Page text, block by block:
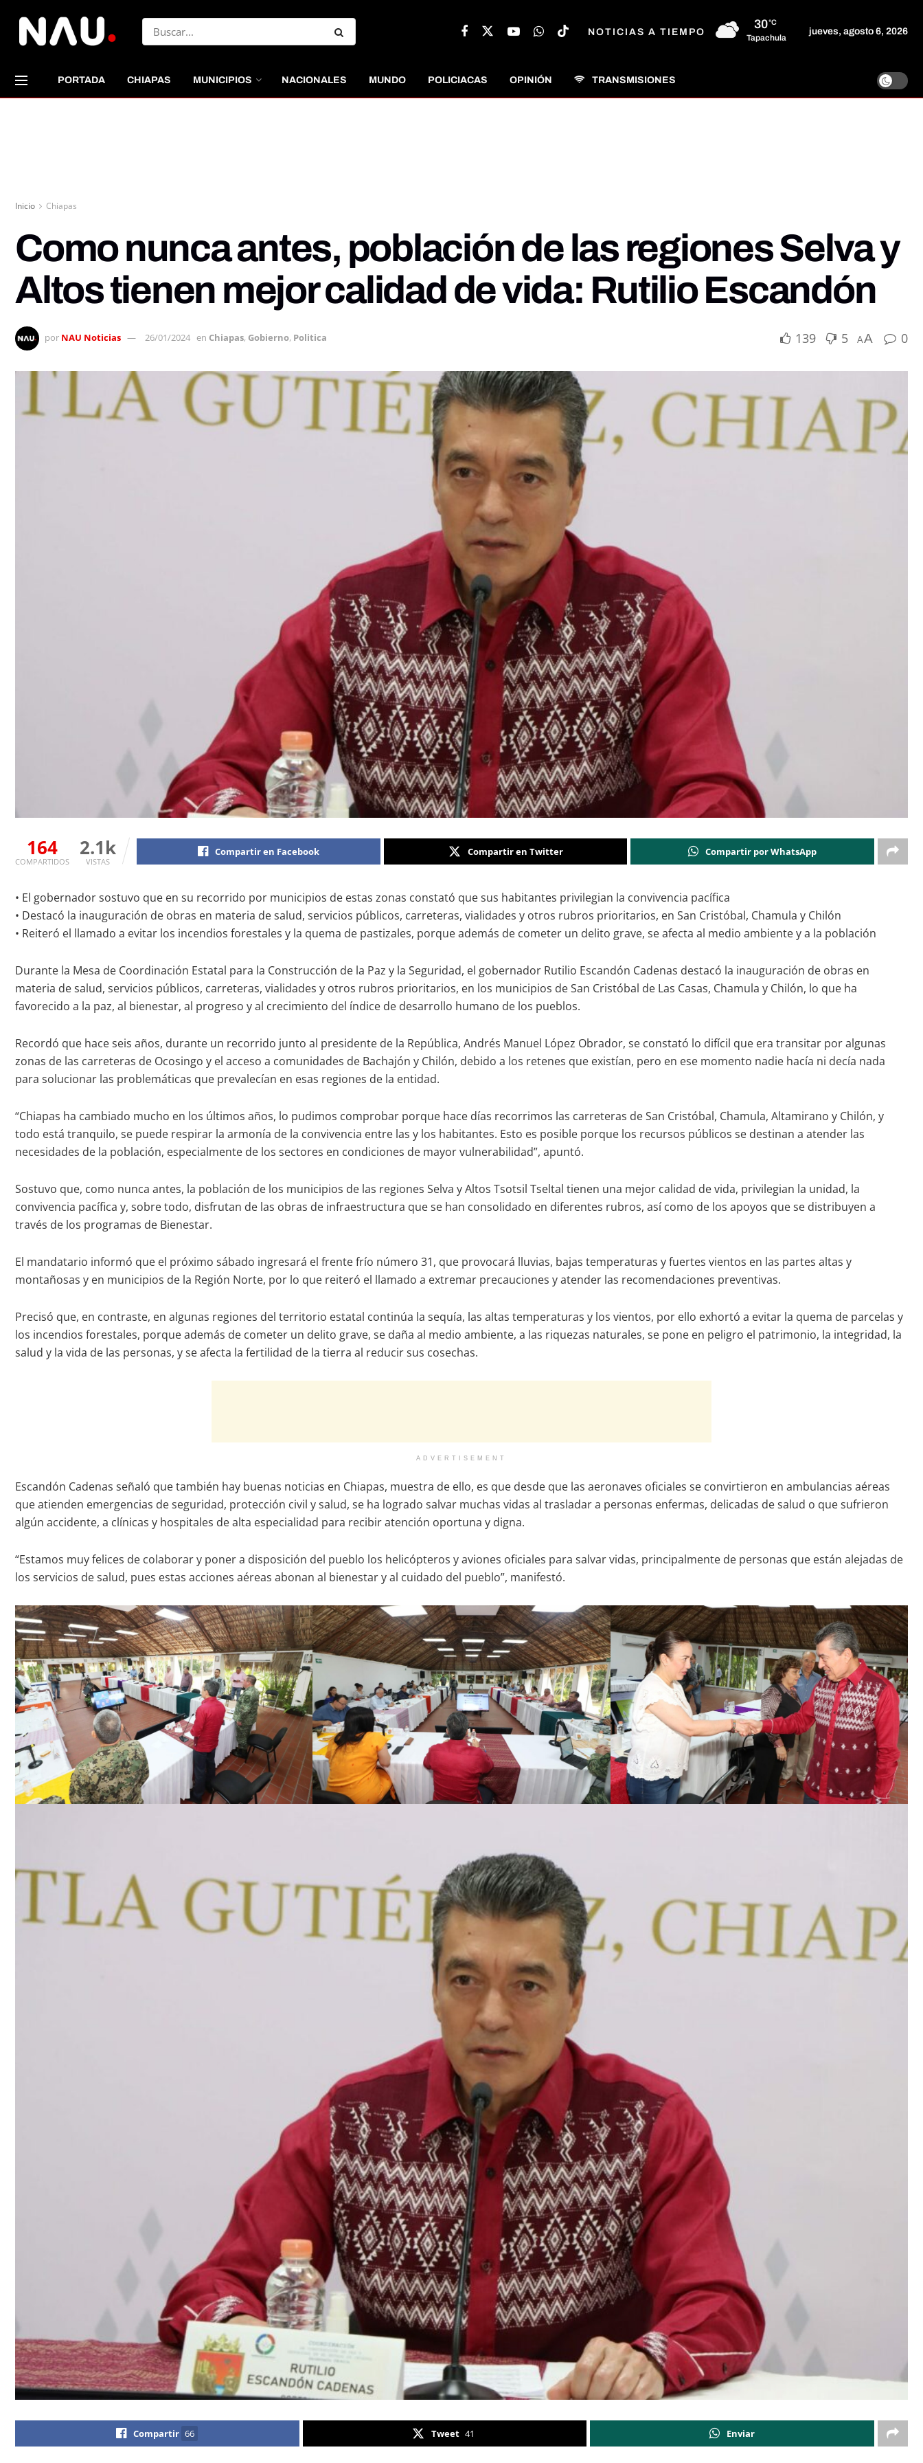
NOTICIAS A TIEMPO
30°C
Tapachula
jueves, agosto 6, 2026
PORTADA CHIAPAS MUNICIPIOS NACIONALES MUNDO POLICIACAS OPINIÓN TRANSMISIONES
Inicio Chiapas
Como nunca antes, población de las regiones Selva y
Altos tienen mejor calidad de vida: Rutilio Escandón
por NAU Noticias 26/01/2024 en Chiapas, Gobierno, Politica 139 5 AA 0
164
COMPARTIDOS
2.1k
VISTAS
Compartir en Facebook Compartir en Twitter Compartir por WhatsApp
• El gobernador sostuvo que en su recorrido por municipios de estas zonas constató que sus habitantes privilegian la convivencia pacífica
• Destacó la inauguración de obras en materia de salud, servicios públicos, carreteras, vialidades y otros rubros prioritarios, en San Cristóbal, Chamula y Chilón
• Reiteró el llamado a evitar los incendios forestales y la quema de pastizales, porque además de cometer un delito grave, se afecta al medio ambiente y a la población
Durante la Mesa de Coordinación Estatal para la Construcción de la Paz y la Seguridad, el gobernador Rutilio Escandón Cadenas destacó la inauguración de obras en
materia de salud, servicios públicos, carreteras, vialidades y otros rubros prioritarios, en los municipios de San Cristóbal de Las Casas, Chamula y Chilón, lo que ha
favorecido a la paz, al bienestar, al progreso y al crecimiento del índice de desarrollo humano de los pueblos.
Recordó que hace seis años, durante un recorrido junto al presidente de la República, Andrés Manuel López Obrador, se constató lo difícil que era transitar por algunas
zonas de las carreteras de Ocosingo y el acceso a comunidades de Bachajón y Chilón, debido a los retenes que existían, pero en ese momento nadie hacía ni decía nada
para solucionar las problemáticas que prevalecían en esas regiones de la entidad.
“Chiapas ha cambiado mucho en los últimos años, lo pudimos comprobar porque hace días recorrimos las carreteras de San Cristóbal, Chamula, Altamirano y Chilón, y
todo está tranquilo, se puede respirar la armonía de la convivencia entre las y los habitantes. Esto es posible porque los recursos públicos se destinan a atender las
necesidades de la población, especialmente de los sectores en condiciones de mayor vulnerabilidad”, apuntó.
Sostuvo que, como nunca antes, la población de los municipios de las regiones Selva y Altos Tsotsil Tseltal tienen una mejor calidad de vida, privilegian la unidad, la
convivencia pacífica y, sobre todo, disfrutan de las obras de infraestructura que se han consolidado en diferentes rubros, así como de los apoyos que se distribuyen a
través de los programas de Bienestar.
El mandatario informó que el próximo sábado ingresará el frente frío número 31, que provocará lluvias, bajas temperaturas y fuertes vientos en las partes altas y
montañosas y en municipios de la Región Norte, por lo que reiteró el llamado a extremar precauciones y atender las recomendaciones preventivas.
Precisó que, en contraste, en algunas regiones del territorio estatal continúa la sequía, las altas temperaturas y los vientos, por ello exhortó a evitar la quema de parcelas y
los incendios forestales, porque además de cometer un delito grave, se daña al medio ambiente, a las riquezas naturales, se pone en peligro el patrimonio, la integridad, la
salud y la vida de las personas, y se afecta la fertilidad de la tierra al reducir sus cosechas.
ADVERTISEMENT
Escandón Cadenas señaló que también hay buenas noticias en Chiapas, muestra de ello, es que desde que las aeronaves oficiales se convirtieron en ambulancias aéreas
que atienden emergencias de seguridad, protección civil y salud, se ha logrado salvar muchas vidas al trasladar a personas enfermas, delicadas de salud o que sufrieron
algún accidente, a clínicas y hospitales de alta especialidad para recibir atención oportuna y digna.
“Estamos muy felices de colaborar y poner a disposición del pueblo los helicópteros y aviones oficiales para salvar vidas, principalmente de personas que están alejadas de
los servicios de salud, pues estas acciones aéreas abonan al bienestar y al cuidado del pueblo”, manifestó.
Compartir 66 Tweet 41 Enviar